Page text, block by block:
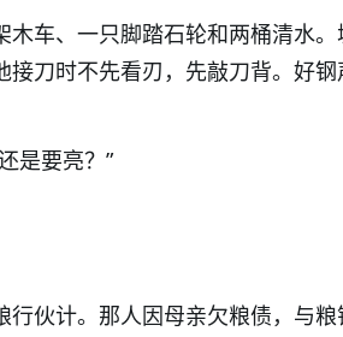
木车、一只脚踏石轮和两桶清水
刀时不先看刃，先敲刀背。好
是要亮？”
行伙计。那人因母亲欠粮债，与